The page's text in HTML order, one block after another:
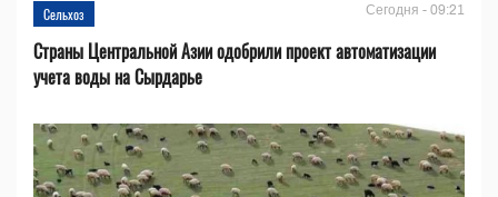
Сельхоз Сегодня - 09:21
Страны Центральной Азии одобрили проект автоматизации
учета воды на Сырдарье